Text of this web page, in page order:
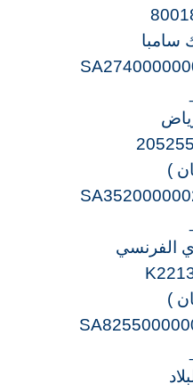
سامبا
)
الفرنسي
)